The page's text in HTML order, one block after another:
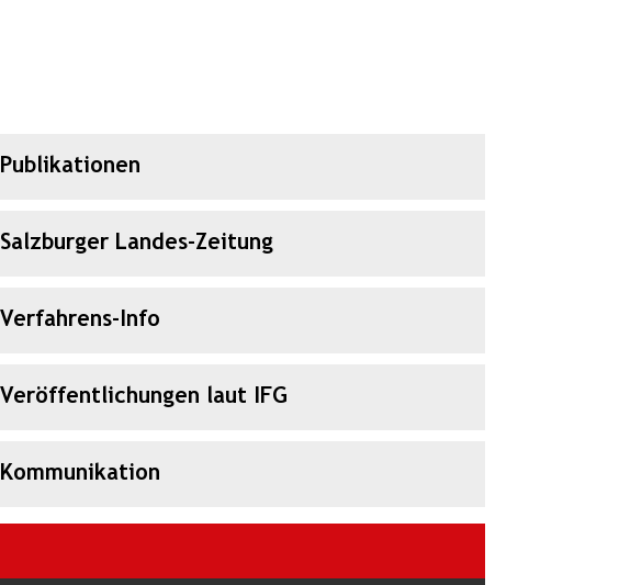
Publikationen
Salzburger Landes-Zeitung
Verfahrens-Info
Veröffentlichungen laut IFG
Kommunikation